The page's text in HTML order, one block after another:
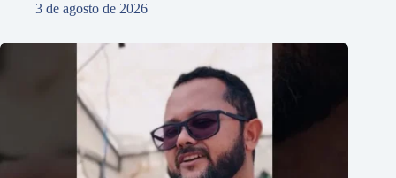
3 de agosto de 2026